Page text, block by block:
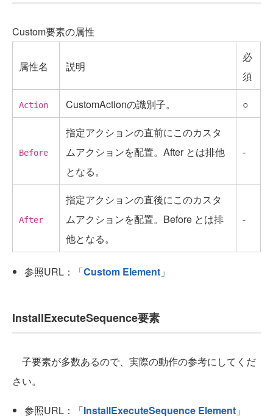
Custom要素の属性
属性名 説明
必
須
Action CustomActionの識別子。 ○
Before
指定アクションの直前にこのカスタ
ムアクションを配置。After とは排他
となる。
-
After
指定アクションの直後にこのカスタ
ムアクションを配置。Before とは排
他となる。
-
参照URL：「Custom Element 」
InstallExecuteSequence要素
子要素が多数あるので、実際の動作の参考にしてくだ
さい。
参照URL：「InstallExecuteSequence Element 」